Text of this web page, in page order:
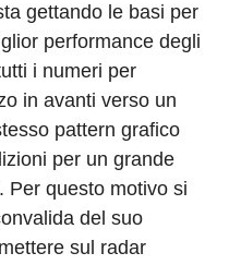
at
s
A
p
p
e
gr
a
m
gettando le basi per
performance degli
i numeri per
in avanti verso un
pattern grafico
per un grande
Per questo motivo si
del suo
sul radar